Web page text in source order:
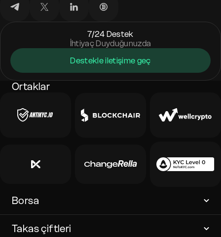
7/24 Destek
İhtiyaç Duyduğunuzda
Destekle iletişime geç
Ortaklar
Borsa
Takas çiftleri